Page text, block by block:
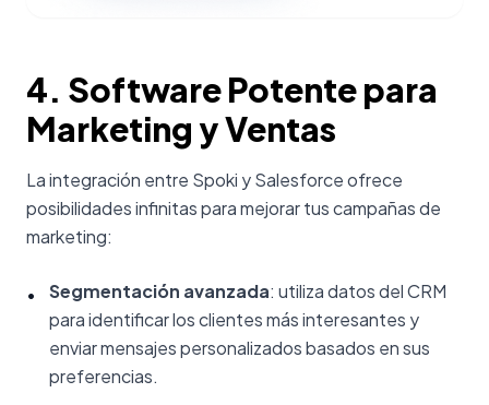
4. Software Potente para
Marketing y Ventas
La integración entre Spoki y Salesforce ofrece
posibilidades infinitas para mejorar tus campañas de
marketing:
• Segmentación avanzada: utiliza datos del CRM
para identificar los clientes más interesantes y
enviar mensajes personalizados basados en sus
preferencias.